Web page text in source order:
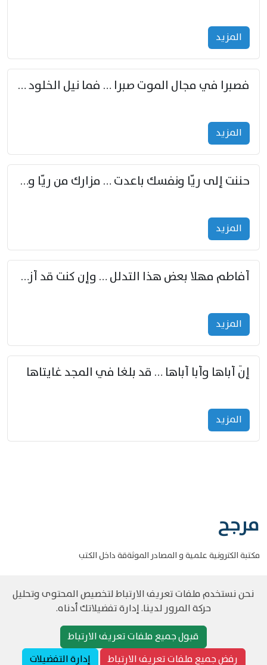
المزید
فصبرا في مجال الموت صبرا … فما نيل الخلود بمستطاع
المزید
حننت إلى ريّا ونفسك باعدت … مزارك من ريّا وشعباكما معا
المزید
أفاطم مهلا بعض هذا التدلل … وإن كنت قد أزمعت صرمي فأجملي
المزید
إنّ أباها وأبا أباها … قد بلغا في المجد غايتاها
المزید
مرجح
مكتبة الكترونية علمية و المصادر الموثةقة داخل الكتب
حقوق الطبع والنشر مرجح جميع الحقوق محفوظةسياسة و الخصوصية
نحن نستخدم ملفات تعريف الارتباط لتخصيص المحتوى وتحليل
حركة المرور لدينا. إدارة تفضيلاتك أدناه.
قبول جميع ملفات تعريف الارتباط
رفض جميع ملفات تعريف الارتباط
إدارة التفضيلات